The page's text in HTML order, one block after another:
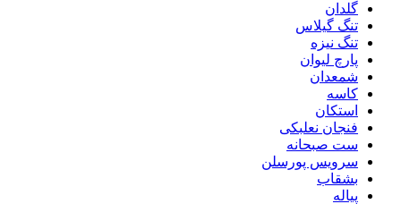
گلدان
تنگ گیلاس
تنگ نیزه
پارچ لیوان
شمعدان
کاسه
استکان
فنجان نعلبکی
ست صبحانه
سرویس پورسلن
بشقاب
پیاله